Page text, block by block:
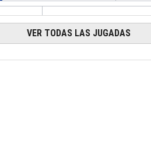
P400:05 13, G. LAGUZZI, Asistencia
45-46
5, B. GUZMAN, Tiro libre 2/2
VER TODAS LAS JUGADAS